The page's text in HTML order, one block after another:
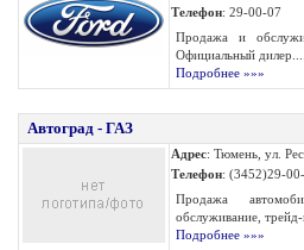
Телефон: 29-00-07
Продажа и
Официальный дилер....
Подробнее »»»
Автоград - ГАЗ
Адрес: Тюмень, ул.
Телефон: (3452)29-
Продажа
обслуживание, трейд-
Подробнее »»»